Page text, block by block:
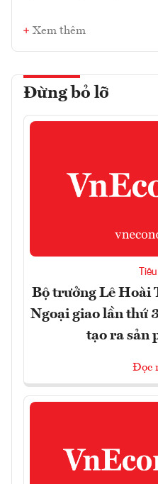
Xem thêm
Đừng bỏ lỡ
Bộ trưởng Lê Hoài
Ngoại giao lần thứ
tạo ra sản
Đọc